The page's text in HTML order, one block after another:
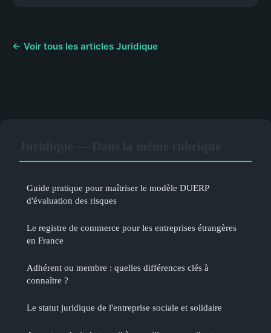
← Voir tous les articles Juridique
Guide pratique pour maîtriser le modèle DUERP
d'évaluation des risques
Le registre de commerce pour les entreprises étrangères
en France
Adhérent ou membre : quelles différences clés à
connaître ?
Le statut juridique de l'entreprise sociale et solidaire